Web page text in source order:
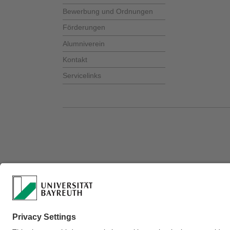
Bewerbung und Ordnungen
Förderungen
Alumniverein
Kontakt
Servicelinks